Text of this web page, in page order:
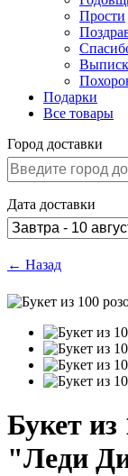
Прости
Подарки
Все товары
Город доставки
Дата доставки
← Назад
Букет из
"Леди